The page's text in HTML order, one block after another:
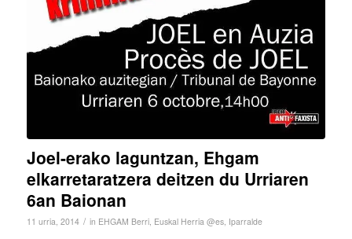
Joel-erako laguntzan, Ehgam
elkarretaratzera deitzen du Urriaren
6an Baionan
11 urria, 2014 / in EHGAM Berri, Euskal Herria @es, Iparralde